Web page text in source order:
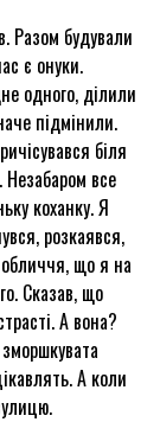
Разом будували
є онуки.
одного, ділили
підмінили.
біля
Незабаром все
коханку. Я
розкаявся,
що я на
Сказав, що
А вона?
А коли